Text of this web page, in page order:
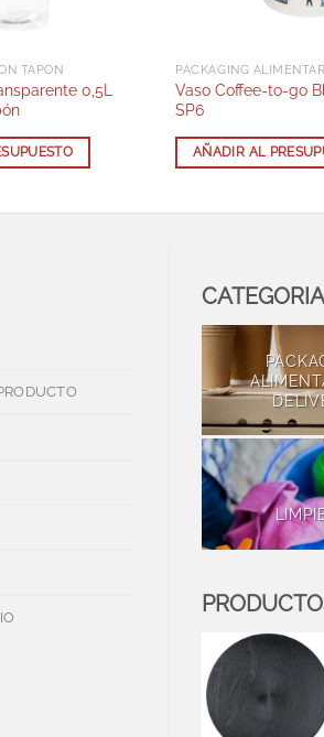
TAPÓN
0,5L
PACKAGING
Vaso Coffee-to-go
SP6
AÑADIR AL